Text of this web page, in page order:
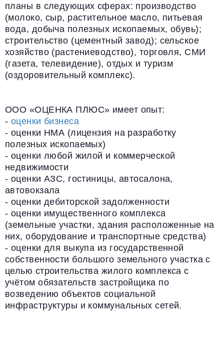
планы в следующих сферах: производство
(молоко, сыр, растительное масло, питьевая
вода, добыча полезных ископаемых, обувь);
строительство (цементный завод); сельское
хозяйство (растениеводство), торговля, СМИ
(газета, телевидение), отдых и туризм
(оздоровительный комплекс).
ООО «ОЦЕНКА ПЛЮС» имеет опыт:
- оценки бизнеса
- оценки НМА (лицензия на разработку
полезных ископаемых)
- оценки любой жилой и коммерческой
недвижимости
- оценки АЗС, гостиницы, автосалона,
автовокзала
- оценки дебиторской задолженности
- оценки имущественного комплекса
(земельные участки, здания расположенные на
них, оборудование и транспортные средства)
- оценки для выкупа из государственной
собственности большого земельного участка с
целью строительства жилого комплекса с
учётом обязательств застройщика по
возведению объектов социальной
инфраструктуры и коммунальных сетей.